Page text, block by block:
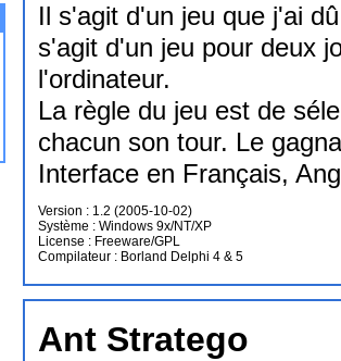
Il s'agit d'un jeu que j'ai
s'agit d'un jeu pour deux
l'ordinateur.
La règle du jeu est de
chacun son tour. Le
Interface en Français,
Version : 1.2 (2005-10-02)
Système : Windows 9x/NT/XP
License : Freeware/GPL
Compilateur : Borland Delphi 4 & 5
Ant Stratego